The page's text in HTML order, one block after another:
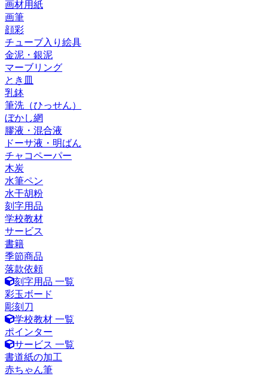
画材用紙
画筆
顔彩
チューブ入り絵具
金泥・銀泥
マーブリング
とき皿
乳鉢
筆洗（ひっせん）
ぼかし網
膠液・混合液
ドーサ液・明ばん
チャコペーパー
木炭
水筆ペン
水干胡粉
刻字用品
学校教材
サービス
書籍
季節商品
落款依頼
刻字用品 一覧
彩玉ボード
彫刻刀
学校教材 一覧
ポインター
サービス 一覧
書道紙の加工
赤ちゃん筆